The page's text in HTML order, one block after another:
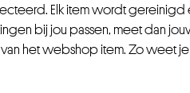
Elk item wordt gereinigd
bij jou passen, meet dan
het webshop item. Zo weet